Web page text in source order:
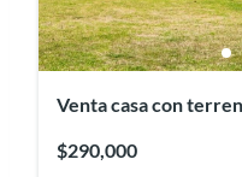
Venta casa con
$290,000